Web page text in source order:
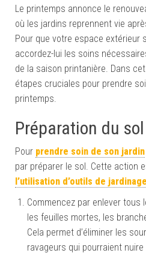
Le printemps annonce le
où les jardins reprennent vie
Pour que votre espace extérieur
accordez-lui les soins
de la saison printanière. Dans
étapes cruciales pour prendre
printemps.
Préparation du sol
Pour prendre soin de son jardin
par préparer le sol. Cette action
l’utilisation d’outils de jardinage
Commencez par enlever tous
les feuilles mortes, les
Cela permet d’éliminer les
ravageurs qui pourraient